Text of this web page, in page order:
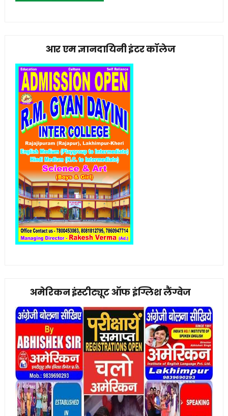
आर एम ज्ञानदायिनी इंटर कॉलेज
अमेरिकन इंस्टीट्यूट ऑफ इंग्लिश लैंग्वेज